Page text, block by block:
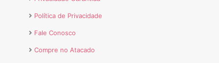
Política de Privacidade
Fale Conosco
Compre no Atacado